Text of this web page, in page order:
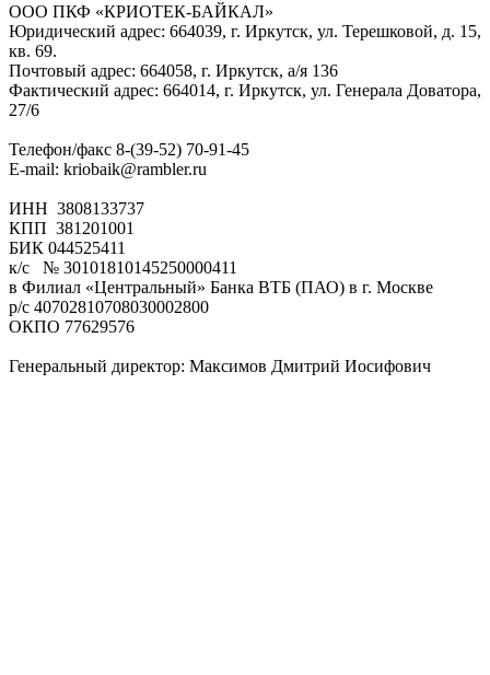
ООО ПКФ «КРИОТЕК-БАЙКАЛ»
Юридический адрес: 664039, г. Иркутск, ул. Терешковой, д. 15,
кв. 69.
Почтовый адрес: 664058, г. Иркутск, а/я 136
Фактический адрес: 664014, г. Иркутск, ул. Генерала Доватора,
27/6
Телефон/факс 8-(39-52) 70-91-45
E-mail: kriobaik@rambler.ru
ИНН 3808133737
КПП 381201001
БИК 044525411
к/с № 30101810145250000411
в Филиал «Центральный» Банка ВТБ (ПАО) в г. Москве
р/с 40702810708030002800
ОКПО 77629576
Генеральный директор: Максимов Дмитрий Иосифович